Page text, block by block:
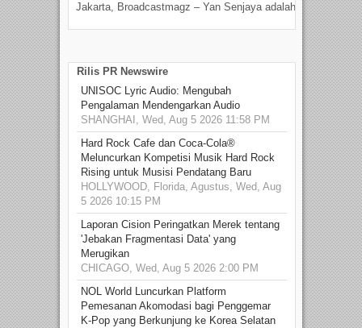
Jakarta, Broadcastmagz – Yan Senjaya adalah...
Rilis PR Newswire
UNISOC Lyric Audio: Mengubah
Pengalaman Mendengarkan Audio
SHANGHAI, Wed, Aug 5 2026 11:58 PM
Hard Rock Cafe dan Coca-Cola®
Meluncurkan Kompetisi Musik Hard Rock
Rising untuk Musisi Pendatang Baru
HOLLYWOOD, Florida, Agustus, Wed, Aug
5 2026 10:15 PM
Laporan Cision Peringatkan Merek tentang
'Jebakan Fragmentasi Data' yang
Merugikan
CHICAGO, Wed, Aug 5 2026 2:00 PM
NOL World Luncurkan Platform
Pemesanan Akomodasi bagi Penggemar
K-Pop yang Berkunjung ke Korea Selatan